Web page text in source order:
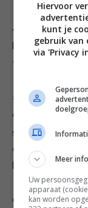
4. Snipper de
kleine blokjes.
tomaten, feta,
5. Bestrijk de
en bak ze in de
goudbruin.
envelopjes met
broodjes dan in
6. Roer voor de
Hiervoor
kunt je
gebruik van
via 'Privacy
Meer
Uw
apparaat
kan worden